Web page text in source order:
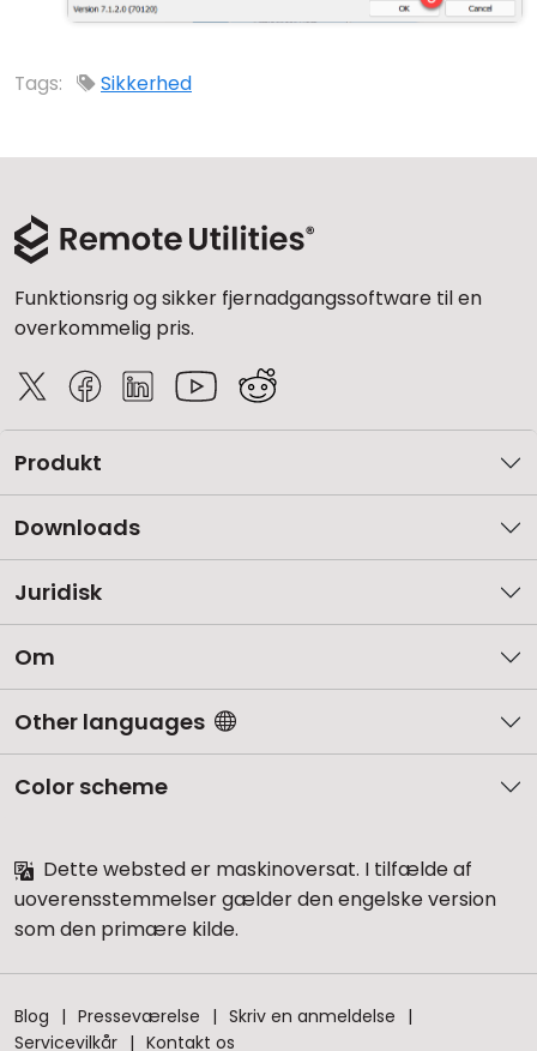
Tags: Sikkerhed
Funktionsrig og sikker fjernadgangssoftware til en
overkommelig pris.
Produkt
Downloads
Juridisk
Om
Other languages
Color scheme
Dette websted er maskinoversat. I tilfælde af
uoverensstemmelser gælder den engelske version
som den primære kilde.
Blog Presseværelse
Skriv en anmeldelse
Servicevilkår
Kontakt os